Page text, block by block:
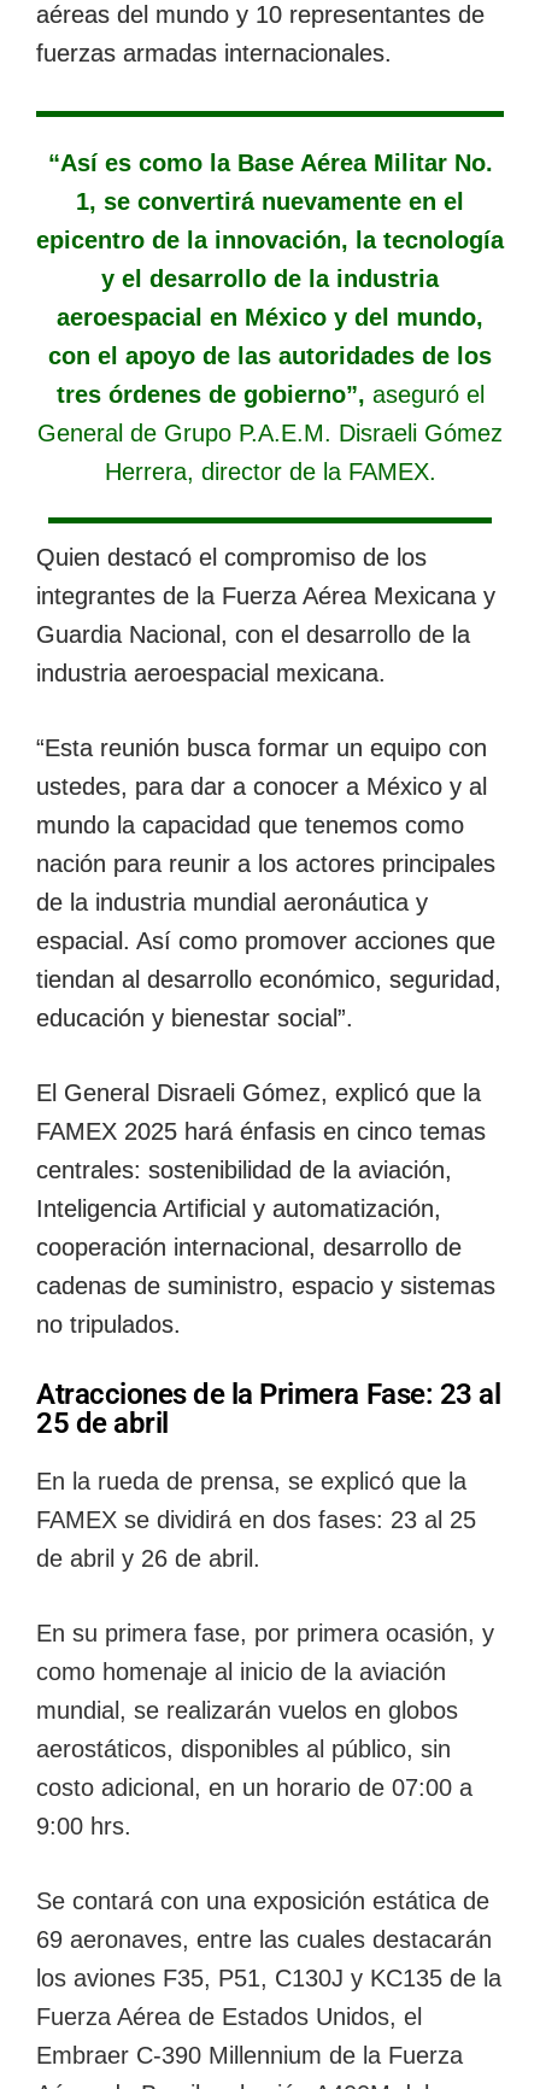
aéreas del mundo y 10 representantes de
fuerzas armadas internacionales.
“Así es como la Base Aérea Militar No.
1, se convertirá nuevamente en el
epicentro de la innovación, la tecnología
y el desarrollo de la industria
aeroespacial en México y del mundo,
con el apoyo de las autoridades de los
tres órdenes de gobierno”, aseguró el
General de Grupo P.A.E.M. Disraeli Gómez
Herrera, director de la FAMEX.
Quien destacó el compromiso de los
integrantes de la Fuerza Aérea Mexicana y
Guardia Nacional, con el desarrollo de la
industria aeroespacial mexicana.
“Esta reunión busca formar un equipo con
ustedes, para dar a conocer a México y al
mundo la capacidad que tenemos como
nación para reunir a los actores principales
de la industria mundial aeronáutica y
espacial. Así como promover acciones que
tiendan al desarrollo económico, seguridad,
educación y bienestar social”.
El General Disraeli Gómez, explicó que la
FAMEX 2025 hará énfasis en cinco temas
centrales: sostenibilidad de la aviación,
Inteligencia Artificial y automatización,
cooperación internacional, desarrollo de
cadenas de suministro, espacio y sistemas
no tripulados.
Atracciones de la Primera Fase: 23 al
25 de abril
En la rueda de prensa, se explicó que la
FAMEX se dividirá en dos fases: 23 al 25
de abril y 26 de abril.
En su primera fase, por primera ocasión, y
como homenaje al inicio de la aviación
mundial, se realizarán vuelos en globos
aerostáticos, disponibles al público, sin
costo adicional, en un horario de 07:00 a
9:00 hrs.
Se contará con una exposición estática de
69 aeronaves, entre las cuales destacarán
los aviones F35, P51, C130J y KC135 de la
Fuerza Aérea de Estados Unidos, el
Embraer C-390 Millennium de la Fuerza